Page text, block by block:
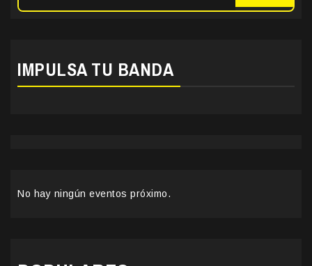
IMPULSA TU BANDA
No hay ningún eventos próximo.